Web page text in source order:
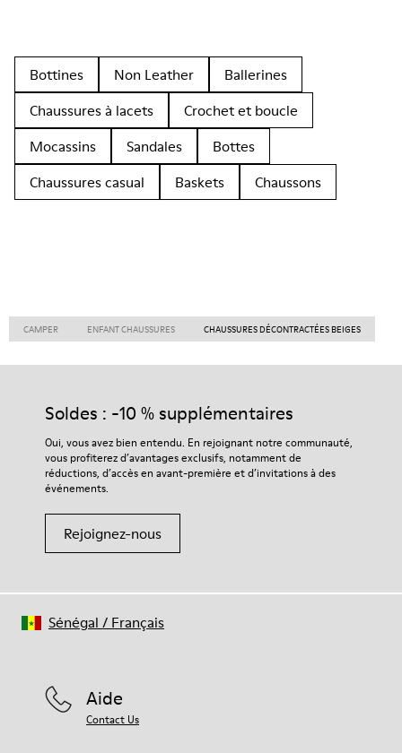
Bottines Non Leather
Ballerines
Chaussures à lacets
Crochet et boucle
Mocassins
Sandales
Bottes
Chaussures casual
Baskets Chaussons
CAMPER ENFANT CHAUSSURES CHAUSSURES DÉCONTRACTÉES BEIGES
Soldes : -10 % supplémentaires
Oui, vous avez bien entendu. En rejoignant notre communauté,
vous profiterez d’avantages exclusifs, notamment de
réductions, d’accès en avant-première et d’invitations à des
événements.
Rejoignez-nous
Aide
Contact Us
Sénégal / Français